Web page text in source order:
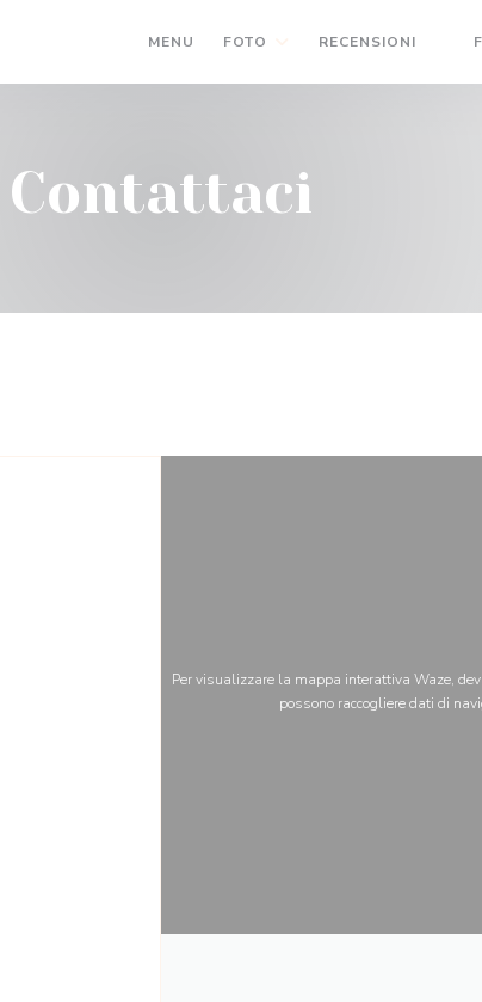
MENU FOTO RECENSIONI
Contattaci
Per visualizzare la mappa interattiva Waze,
possono raccogliere dati di